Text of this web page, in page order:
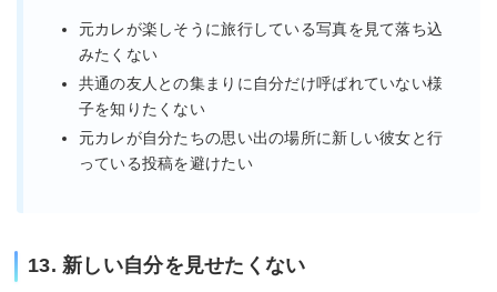
元カレが楽しそうに旅行している写真を見て落ち込
みたくない
共通の友人との集まりに自分だけ呼ばれていない様
子を知りたくない
元カレが自分たちの思い出の場所に新しい彼女と行
っている投稿を避けたい
13. 新しい自分を見せたくない